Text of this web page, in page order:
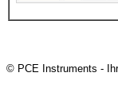
© PCE Instruments -